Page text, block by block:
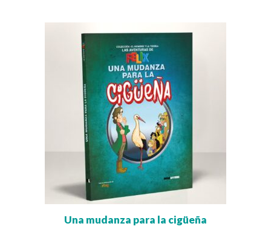
Una mudanza para la cigüeña